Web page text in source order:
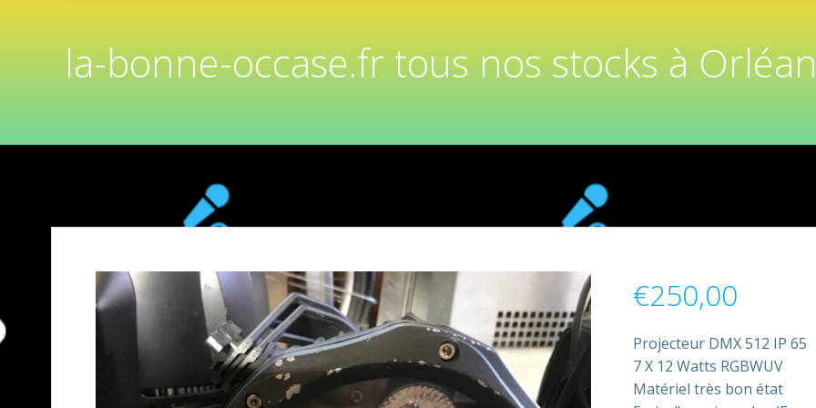
la-bonne-occase.fr tous nos stocks à
€250,00
Projecteur DMX 512 IP 65
7 X 12 Watts RGBWUV
Matériel très bon état